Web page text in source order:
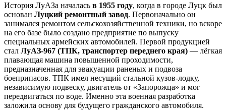
История ЛуАЗа началась в 1955 году, когда в городе Луцк был
основан Луцкий ремонтный завод. Первоначально он
занимался ремонтом сельскохозяйственной техники, но вскоре
на его базе было создано предприятие по выпуску
специальных армейских автомобилей. Первой продукцией
стал ЛуАЗ-967 (ТПК, транспортер переднего края) — лёгкая
плавающая машина повышенной проходимости,
предназначенная для эвакуации раненых и подвоза
боеприпасов. ТПК имел несущий стальной кузов-лодку,
независимую подвеску, двигатель от «Запорожца» и мог
передвигаться по воде. Именно эта военная разработка
заложила основу для будущего гражданского автомобиля.